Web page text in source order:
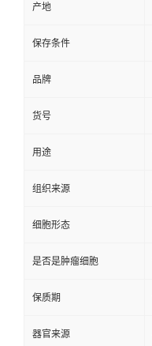
产地
保存条件
品牌
货号
用途
组织来源
细胞形态
是否是肿瘤细胞
保质期
器官来源